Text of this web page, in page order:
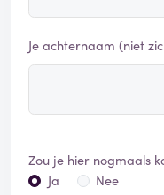
Je achternaam (niet
Zou je hier nogmaals
Ja
Nee